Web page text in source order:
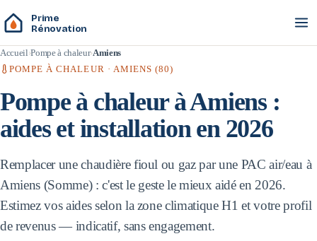
Prime
Rénovation
Accueil Pompe à chaleur Amiens
POMPE À CHALEUR · AMIENS (80)
Pompe à chaleur àAmiens:
aides et installation en 2026
Remplacer une chaudière fioul ou gaz par une PAC air/eau à
Amiens (Somme) : c'est le geste le mieux aidé en 2026.
Estimez vos aides selon la zone climatiqueH1 et votre profil
de revenus — indicatif, sans engagement.